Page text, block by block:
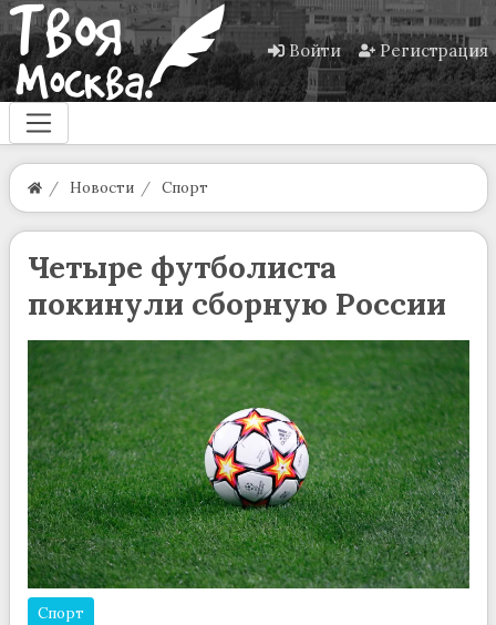
Войти Регистрация
Новости Спорт
Четыре футболиста
покинули сборную России
Спорт